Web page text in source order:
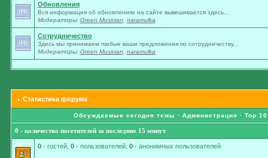
Обновления
Вся информация об обновлениях на сайте вывешивается здесь...
Модераторы: Green Musician naramulka
Сотрудничество
Здесь мы принимаем любые ваши предложения по сотрудничеству...
Модераторы: Green Musician naramulka
Статистика форума
Обсуждаемые сегодня темы · Администрация · Top
0 - количество посетителей за последние 15 минут
0- гостей, 0- пользователей, 0- анонимных пользователей